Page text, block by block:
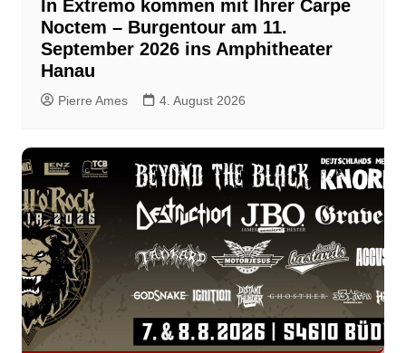
In Extremo kommen mit Ihrer Carpe
Noctem – Burgentour am 11.
September 2026 ins Amphitheater
Hanau
Pierre Ames 4. August 2026